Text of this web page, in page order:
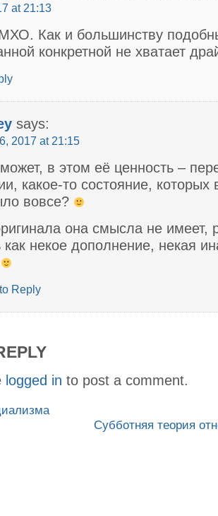
at 21:13
Как и большинству
конкретной не хватает
says:
2017 at 21:15
в этом её ценность –
какое-то состояние, которых
вовсе?
она смысла не имеет,
некое дополнение, некая
Reply
logged in to post a comment.
Субботняя теория